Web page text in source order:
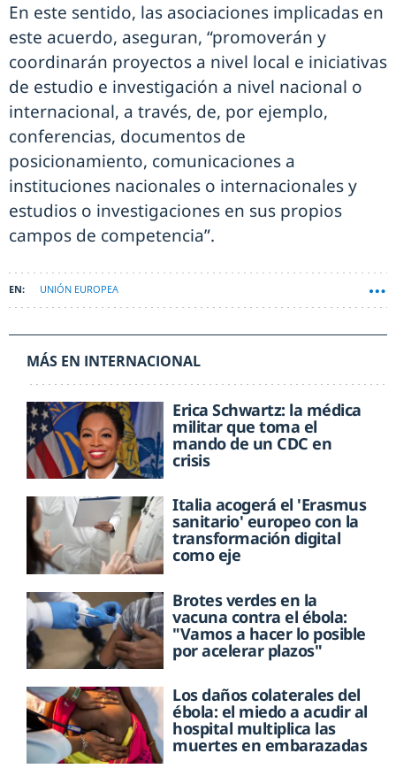
En este sentido, las asociaciones implicadas en
este acuerdo, aseguran, “promoverán y
coordinarán proyectos a nivel local e iniciativas
de estudio e investigación a nivel nacional o
internacional, a través, de, por ejemplo,
conferencias, documentos de
posicionamiento, comunicaciones a
instituciones nacionales o internacionales y
estudios o investigaciones en sus propios
campos de competencia”.
UNIÓN EUROPEA
MÁS EN INTERNACIONAL
Erica Schwartz: la médica
militar que toma el
mando de un CDC en
crisis
Italia acogerá el 'Erasmus
sanitario' europeo con la
transformación digital
como eje
Brotes verdes en la
vacuna contra el ébola:
"Vamos a hacer lo posible
por acelerar plazos"
Los daños colaterales del
ébola: el miedo a acudir al
hospital multiplica las
muertes en embarazadas